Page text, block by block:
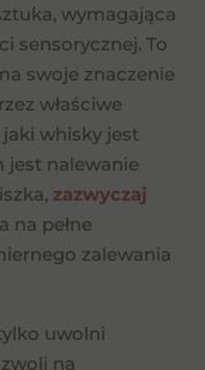
wymagająca
sensorycznej. To
swoje znaczenie
właściwe
whisky jest
jest nalewanie
zazwyczaj
na pełne
zalewania
uwolni
na